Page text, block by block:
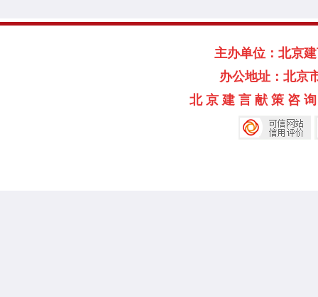
主办单位：北京
办公地址：北京
北 京 建 言 献 策 咨